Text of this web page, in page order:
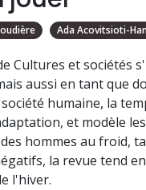
Ada Acovitsioti-
Cultures et sociétés
aussi en tant que
humaine, la
et modèle
hommes au froid,
la revue tend
l'hiver.